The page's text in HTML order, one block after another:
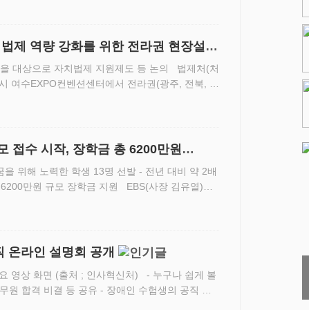
제 역량 강화를 위한 전라권 현장설명
대상으로 자치법제 지원제도 등 논의 법제처(처
여수EXPO컨벤션센터에서 전라권(광주, 전북, 전
접수 시작, 장학금 총 6200만원
만원 규모 장학금 지원 EBS(사장 김유열)는
온라인 설명회 공개
영상 화면 (출처 ; 인사혁신처) - 누구나 쉽게 볼
공유 - 장애인 수험생의 공직 진